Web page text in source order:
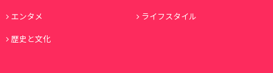
エンタメ
ライフスタイル
歴史と文化